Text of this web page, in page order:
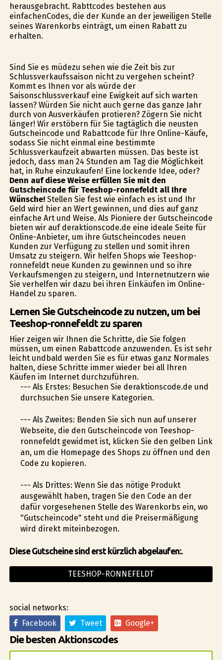
herausgebracht. Rabttcodes bestehen aus
einfachenCodes, die der Kunde an der jeweiligen Stelle
seines Warenkorbs einträgt, um einen Rabatt zu
erhalten.
Sind Sie es müdezu sehen wie die Zeit bis zur
Schlussverkaufssaison nicht zu vergehen scheint?
Kommt es Ihnen vor als würde der
Saisonschlussverkauf eine Ewigkeit auf sich warten
lassen? Würden Sie nicht auch gerne das ganze Jahr
durch von Ausverkäufen profitieren? Zögern Sie nicht
länger! Wir erstöbern für Sie tagtäglich die neusten
Gutscheincode und Rabattcode für Ihre Online-Käufe,
sodass Sie nicht einmal eine bestimmte
Schlussverkaufzeit abwarten müssen. Das beste ist
jedoch, dass man 24 Stunden am Tag die Möglichkeit
hat, in Ruhe einzukaufen! Eine lockende Idee, oder?
Denn auf diese Weise erfüllen Sie mit den
Gutscheincode für Teeshop-ronnefeldt all Ihre
Wünsche!Stellen Sie fest wie einfach es ist und Ihr
Geld wird hier an Wert gewinnen, und dies auf ganz
einfache Art und Weise. Als Pioniere der Gutscheincode
bieten wir auf deraktionscode.de eine ideale Seite für
Online-Anbieter, um ihre Gutscheincodes neuen
Kunden zur Verfügung zu stellen und somit ihren
Umsatz zu steigern. Wir helfen Shops wie Teeshop-
ronnefeldt neue Kunden zu gewinnen und so ihre
Verkaufsmengen zu steigern, und Internetnutzern wie
Sie verhelfen wir dazu bei ihren Einkäufen im Online-
Handel zu sparen.
Lernen Sie Gutscheincode zu nutzen, um bei
Teeshop-ronnefeldt zu sparen
Hier zeigen wir Ihnen die Schritte, die Sie folgen
müssen, um einen Rabattcode anzuwenden. Es ist sehr
leicht undbald werden Sie es für etwas ganz Normales
halten, diese Schritte immer wieder bei all Ihren
Käufen im Internet durchzuführen.
--- Als Erstes: Besuchen Sie deraktionscode.de und
durchsuchen Sie unsere Kategorien.
--- Als Zweites: Befinden Sie sich nun auf unserer
Webseite, die den Gutscheincode von Teeshop-
ronnefeldt gewidmet ist, klicken Sie den gelben Link
an, um die Homepage des Shops zu öffnen und den
Code zu kopieren.
--- Als Drittes: Wenn Sie das nötige Produkt
ausgewählt haben, tragen Sie den Code an der
dafür vorgesehenen Stelle des Warenkorbs ein, wo
"Gutscheincode" steht und die Preisermäßigung
wird direkt miteinbezogen.
Diese Gutscheine sind erst kürzlich abgelaufen:.
TEESHOP-RONNEFELDT
social networks:
Facebook
Tweet Google+
Die besten Aktionscodes